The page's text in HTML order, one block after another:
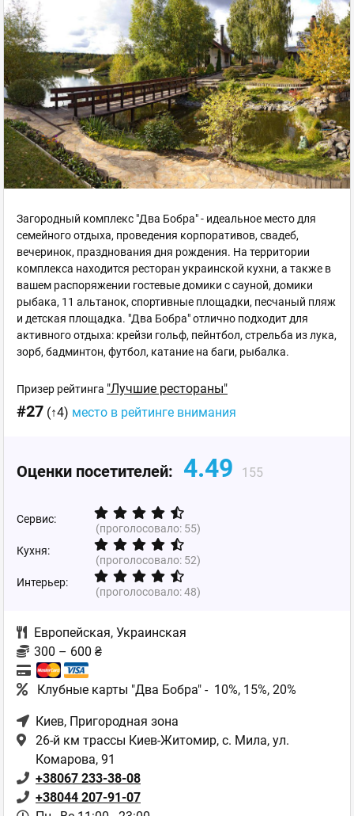
Загородный комплекс "Два Бобра" - идеальное место для
семейного отдыха, проведения корпоративов, свадеб,
вечеринок, празднования дня рождения. На территории
комплекса находится ресторан украинской кухни, а также в
вашем распоряжении гостевые домики с сауной, домики
рыбака, 11 альтанок, спортивные площадки, песчаный пляж
и детская площадка. "Два Бобра" отлично подходит для
активного отдыха: крейзи гольф, пейнтбол, стрельба из лука,
зорб, бадминтон, футбол, катание на баги, рыбалка.
Призер рейтинга "Лучшие рестораны"
#27 (↑4) место в рейтинге внимания
Оценки посетителей: 4.49 155
Сервис:
(проголосовало: 55)
Кухня:
(проголосовало: 52)
Интерьер:
(проголосовало:48)
Европейская, Украинская
300 – 600 ₴
Клубные карты "Два Бобра" - 10%, 15%, 20%
Киев, Пригородная зона
26-й км трассы Киев-Житомир, с. Мила, ул.
Комарова, 91
+38067 233-38-08
+38044 207-91-07